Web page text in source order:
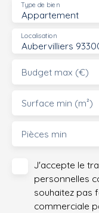
Appartement
Type de bien
Aubervilliers
Localisation
Budget max (€)
Surface min (m²)
Pièces min
J'accepte le
personnelles
souhaitez pas
commerciale